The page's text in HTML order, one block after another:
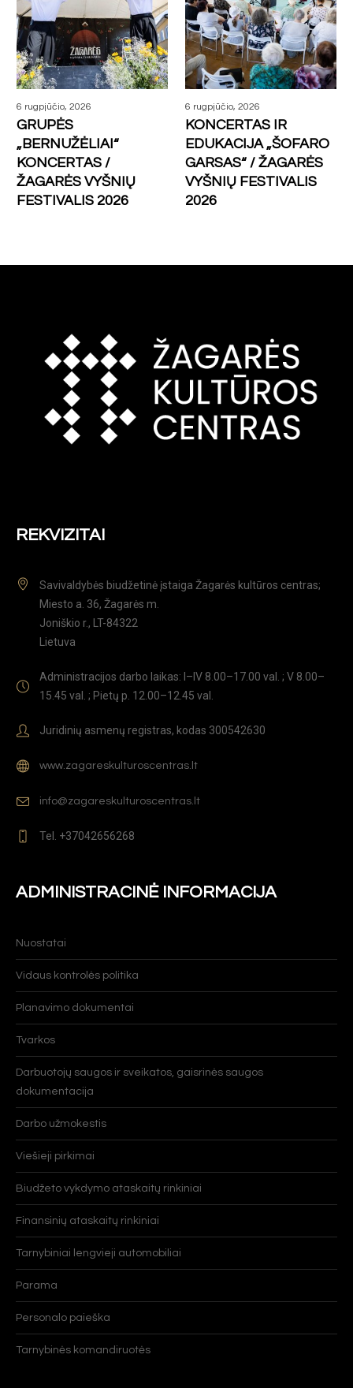
6 rugpjūčio, 2026
GRUPĖS
„BERNUŽĖLIAI“
KONCERTAS /
ŽAGARĖS VYŠNIŲ
FESTIVALIS 2026
6 rugpjūčio, 2026
KONCERTAS IR
EDUKACIJA „ŠOFARO
GARSAS“ / ŽAGARĖS
VYŠNIŲ FESTIVALIS
2026
REKVIZITAI
Savivaldybės biudžetinė įstaiga Žagarės kultūros centras;
Miesto a. 36, Žagarės m.
Joniškio r., LT-84322
Lietuva
Administracijos darbo laikas: I–IV 8.00–17.00 val. ; V 8.00–
15.45 val. ; Pietų p. 12.00–12.45 val.
Juridinių asmenų registras, kodas 300542630
www.zagareskulturoscentras.lt
info@zagareskulturoscentras.lt
Tel. +37042656268
ADMINISTRACINĖ INFORMACIJA
Nuostatai
Vidaus kontrolės politika
Planavimo dokumentai
Tvarkos
Darbuotojų saugos ir sveikatos, gaisrinės saugos
dokumentacija
Darbo užmokestis
Viešieji pirkimai
Biudžeto vykdymo ataskaitų rinkiniai
Finansinių ataskaitų rinkiniai
Tarnybiniai lengvieji automobiliai
Parama
Personalo paieška
Tarnybinės komandiruotės